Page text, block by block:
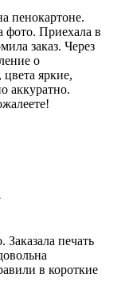
пенокартоне.
фото. Приехала в
заказ. Через
о
яркие,
аккуратно.
печать
в короткие